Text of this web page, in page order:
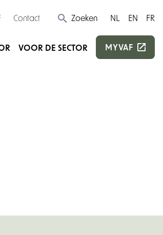
Contact Zoeken NL EN FR
VOOR DE SECTOR MYVAF